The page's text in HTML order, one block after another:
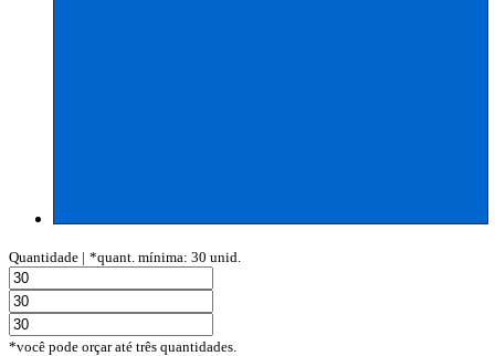
Quantidade | *quant. mínima: 30 unid.
*você pode orçar até três quantidades.